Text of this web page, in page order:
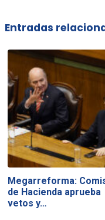
Entradas
Megarreforma:
de Hacienda aprueba
vetos y…